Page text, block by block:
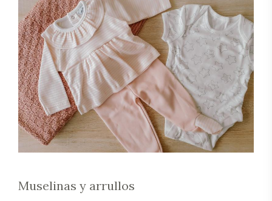
Muselinas y arrullos